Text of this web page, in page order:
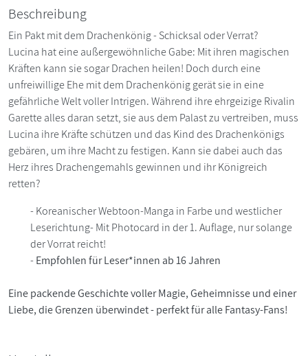
Beschreibung
Ein Pakt mit dem Drachenkönig - Schicksal oder Verrat?
Lucina hat eine außergewöhnliche Gabe: Mit ihren magischen
Kräften kann sie sogar Drachen heilen! Doch durch eine
unfreiwillige Ehe mit dem Drachenkönig gerät sie in eine
gefährliche Welt voller Intrigen. Während ihre ehrgeizige Rivalin
Garette alles daran setzt, sie aus dem Palast zu vertreiben, muss
Lucina ihre Kräfte schützen und das Kind des Drachenkönigs
gebären, um ihre Macht zu festigen. Kann sie dabei auch das
Herz ihres Drachengemahls gewinnen und ihr Königreich
retten?
- Koreanischer Webtoon-Manga in Farbe und westlicher
Leserichtung- Mit Photocard in der 1. Auflage, nur solange
der Vorrat reicht!
-Empfohlen für Leser*innen ab 16 Jahren
Eine packende Geschichte voller Magie, Geheimnisse und einer
Liebe, die Grenzen überwindet - perfekt für alle Fantasy-Fans!